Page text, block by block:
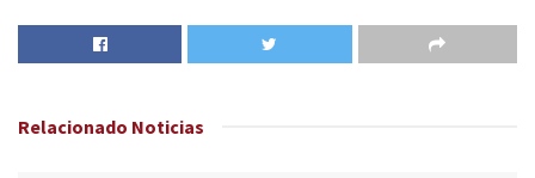
Relacionado Noticias